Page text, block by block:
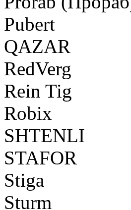
Pubert
QAZAR
RedVerg
Rein Tig
Robix
SHTENLI
STAFOR
Stiga
Sturm